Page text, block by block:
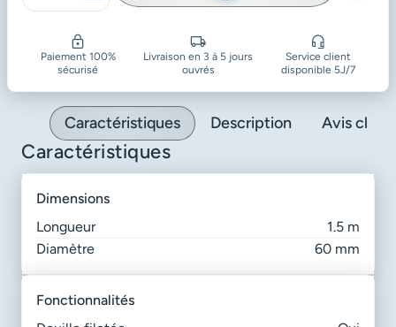
Paiement 100%
sécurisé
Livraison en 3 à 5 jours
ouvrés
Service client
disponible 5J/7
Caractéristiques Description Avis
Caractéristiques
dimensions
Longueur
1.5 m
Diamètre
60 mm
fonctionnalités